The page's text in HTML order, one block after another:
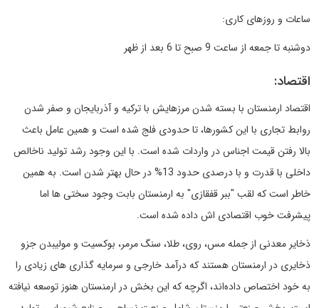
ساعات و روزهای کاری:
دوشنبه تا جمعه از ساعت 9 صبح تا 6 بعد از ظهر
اقتصاد:
اقتصاد ارمنستان با بسته شدن مرزهایش با ترکیه و آذربایجان و صفر شدن
روابط تجاری با این کشورها، تا حدودی فلج شده است و همین عامل باعث
بالا رفتن قیمت اجناس در واردات شده است. با این وجود رشد تولید ناخالص
داخلی با قدرت و با درصدی حدود 13% در حال بهتر شدن است. به همین
خاطر است که لقب "ببر قفقازی" به ارمنستان بابت وجود سختی ها اما
پیشرفت خوب اقتصادی اش داده شده است.
ذخایر معدنی از جمله مس، روی، طلا، سنگ مرمر، بوکسیت و مولیبدن جزو
ذخایری در ارمنستان هستند که درآمد خارجی و سرمایه گذاری های زیادی را
به خود اختصاص داده‌اند، اگرچه که این بخش در ارمنستان هنوز توسعه نیافته